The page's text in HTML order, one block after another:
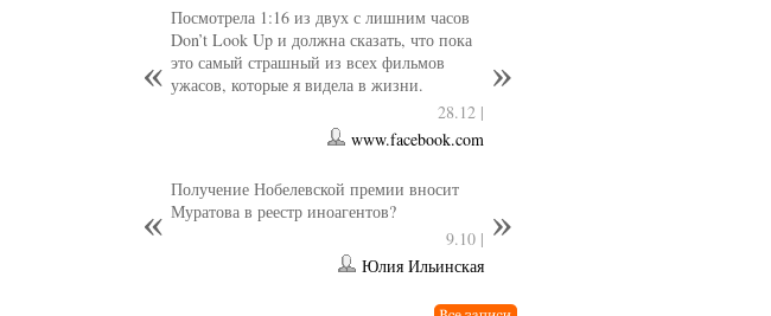
Посмотрела 1:16 из двух с лишним часов
Don’t Look Up и должна сказать, что пока
это самый страшный из всех фильмов
ужасов, которые я видела в жизни.
28.12 |
www.facebook.com
Получение Нобелевской премии вносит
Муратова в реестр иноагентов?
9.10 |
Юлия Ильинская